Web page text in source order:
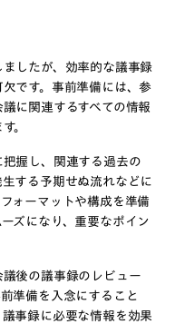
したが、効率的な議事録
です。事前準備には、参
に関連するすべての情報
。
握し、関連する過去の
する予期せぬ流れなどに
ォーマットや構成を準備
ズになり、重要なポイン
後の議事録のレビュー
準備を入念にすること
事録に必要な情報を効果